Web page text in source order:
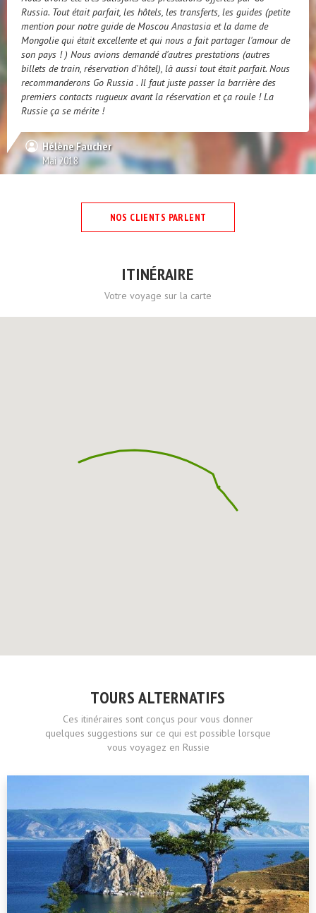
Russia. Tout était parfait, les hôtels, les transferts, les guides (petite
mention pour notre guide de Moscou Anastasia et la dame de
Mongolie qui était excellente et qui nous a fait partager l'amour de
son pays ! ) Nous avions demandé d'autres prestations (autres
billets de train, réservation d'hôtel), là aussi tout était parfait. Nous
recommanderons Go Russia . Il faut juste passer la barrière des
premiers contacts rugueux avant la réservation et ça roule ! La
Russie ça se mérite !
Hélène Faucher
Mai 2018
NOS CLIENTS PARLENT
ITINÉRAIRE
Votre voyage sur la carte
TOURS ALTERNATIFS
Ces itinéraires sont conçus pour vous donner
quelques suggestions sur ce qui est possible lorsque
vous voyagez en Russie